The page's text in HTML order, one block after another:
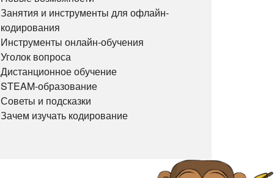
Занятия и инструменты для офлайн-
кодирования
Инструменты онлайн-обучения
Уголок вопроса
Дистанционное обучение
STEAM-образование
Советы и подсказки
Зачем изучать кодирование